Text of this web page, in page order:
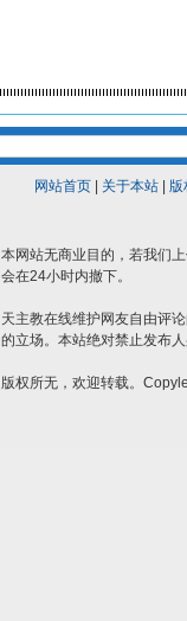
网站首页| 关于本站| 版
本网站无商业目的，若我们
会在24小时内撤下。
天主教在线维护网友自由评
的立场。本站绝对禁止发布
版权所无，欢迎转载。